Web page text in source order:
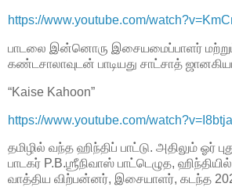
https://www.youtube.com/
பாடலை இன்னொரு இசையமைப்பாளர் மற்றும்
கண்டசாலாவுடன் பாடியது சாட்சாத்
“Kaise Kahoon”
https://www.youtube.com/
தமிழில் வந்த ஹிந்திப் பாட்டு. அதிலும் ஓர்
பாடகர் P.B.ஶ்ரீநிவாஸ் பாட்டெழுத,
வாத்திய விற்பன்னர், இசையாளர், கடந்த